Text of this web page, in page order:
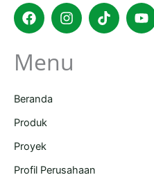
FacebookInstagram
Tiktok
Menu
Beranda
Produk
Proyek
Profil Perusahaan